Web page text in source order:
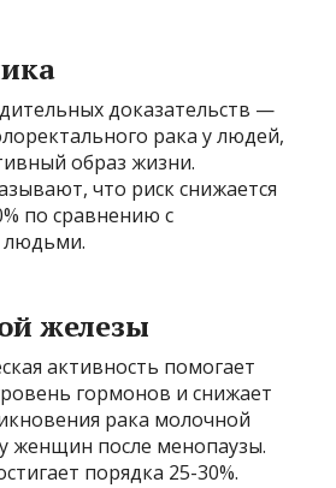
доказательств —
рака у людей,
образ жизни.
что риск снижается
по сравнению с
железы
активность помогает
гормонов и снижает
рака молочной
женщин после менопаузы.
порядка 25-30%.